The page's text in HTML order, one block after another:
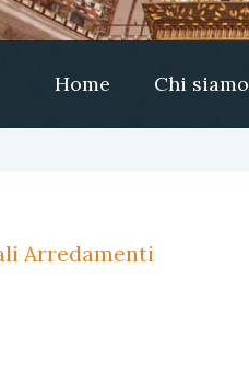
Home Chi siamo
Arredamenti